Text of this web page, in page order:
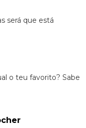
será que está
o teu favorito? Sabe